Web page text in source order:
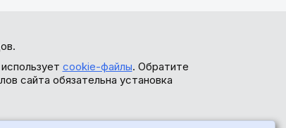
cookie-файлы. Обратите
сайта обязательна установка